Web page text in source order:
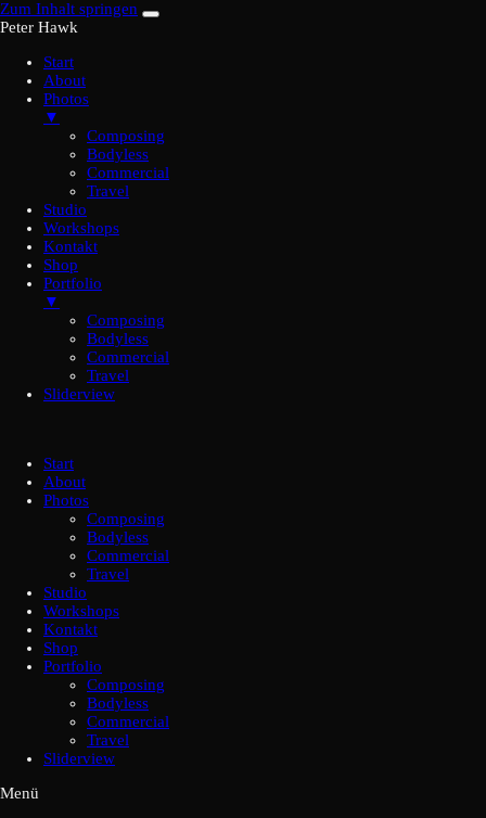
Zum Inhalt springen
Peter Hawk
Start
About
Photos
▼
Composing
Bodyless
Commercial
Travel
Studio
Workshops
Kontakt
Shop
Portfolio
▼
Composing
Bodyless
Commercial
Travel
Sliderview
Start
About
Photos
Composing
Bodyless
Commercial
Travel
Studio
Workshops
Kontakt
Shop
Portfolio
Composing
Bodyless
Commercial
Travel
Sliderview
Menü